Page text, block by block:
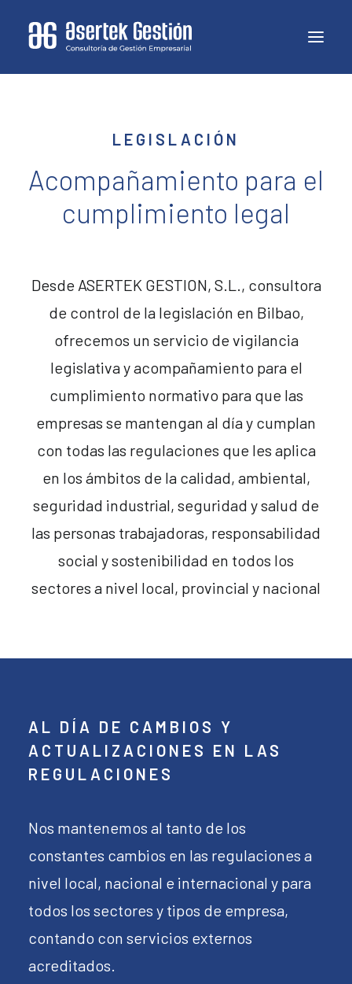
LEGISLACIÓN
Acompañamiento para el
cumplimiento legal
Desde ASERTEK GESTION, S.L., consultora
de control de la legislación en Bilbao,
ofrecemos un servicio de vigilancia
legislativa y acompañamiento para el
cumplimiento normativo para que las
empresas se mantengan al día y cumplan
con todas las regulaciones que les aplica
en los ámbitos de la calidad, ambiental,
seguridad industrial, seguridad y salud de
las personas trabajadoras, responsabilidad
social y sostenibilidad en todos los
sectores a nivel local, provincial y nacional
AL DÍA DE CAMBIOS Y
ACTUALIZACIONES EN LAS
REGULACIONES
Nos mantenemos al tanto de los
constantes cambios en las regulaciones a
nivel local, nacional e internacional y para
todos los sectores y tipos de empresa,
contando con servicios externos
acreditados.